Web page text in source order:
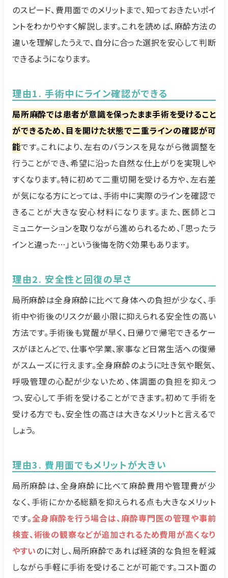
のスピード、費用面でのメリットまで、知っておきたいポイ
ントをわかりやすく解説します。これを読めば、麻酔方法の
違いを理解したうえで、自分に合った選択を安心して判断
できるようになります。
理由1. 手術中にライン確認ができる
局所麻酔では患者が意識を保ったまま手術を受けること
ができるため、目を開けた状態で二重ラインの確認が可
能です。これにより、左右のバランスを見ながら微調整を
行うことができ、希望に沿った自然な仕上がりを実現しや
すくなります。特に初めて二重切開を受ける方や、左右差
が気になる方にとっては、手術中に実際のラインを確認で
きることが大きな安心材料になります。また、医師とコ
ミュニケーションを取りながら進められるため、「思ったラ
インと違った…」という後悔を防ぐ効果もあります。
理由2. 安全性と回復の早さ
局所麻酔は全身麻酔に比べて身体への負担が少なく、手
術中や術後のリスクが最小限に抑えられる安全性の高い
方法です。手術後も覚醒が早く、日帰りで帰宅できるケー
スがほとんどで、仕事や学業、家事など日常生活への復帰
がスムーズに行えます。全身麻酔のように吐き気や眠気、
呼吸管理の心配が少ないため、体調面の負担を抑えつ
つ、安心して手術を受けることができます。初めて手術を
受ける方でも、安全性の高さは大きなメリットと言えるで
しょう。
理由3. 費用面でもメリットが大きい
局所麻酔は、全身麻酔に比べて麻酔費用や管理費が少
なく、手術にかかる総額を抑えられる点も大きなメリット
です。全身麻酔を行う場合は、麻酔専門医の管理や事前
検査、術後の観察などが追加されるため費用が高くなり
やすいのに対し、局所麻酔であれば経済的な負担を軽減
しながら手軽に手術を受けることが可能です。コスト面の